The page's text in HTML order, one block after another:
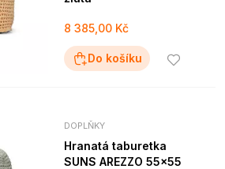
8 385,00 Kč
Do košíku
DOPLŇKY
Hranatá taburetka
SUNS AREZZO 55x55